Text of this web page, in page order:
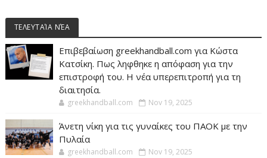
ΤΕΛΕΥΤΑΊΑ ΝΈΑ
Επιβεβαίωση greekhandball.com για Κώστα
Κατσίκη. Πως ληφθηκε η απόφαση για την
επιστροφή του. Η νέα υπερεπιτροπή για τη
διαιτησία.
greekhandball.com Nov 19, 2025
Άνετη νίκη για τις γυναίκες του ΠΑΟΚ με την
Πυλαία
greekhandball.com Nov 19, 2025